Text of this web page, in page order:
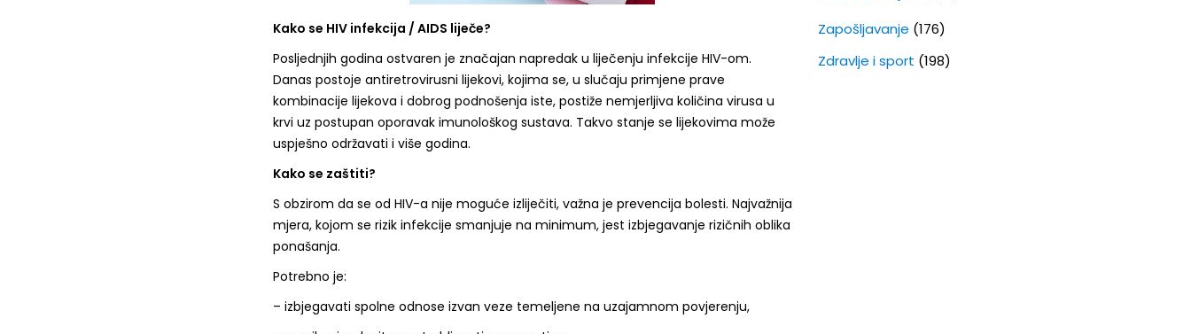
Kako se HIV infekcija / AIDS liječe?
Posljednjih godina ostvaren je značajan napredak u liječenju infekcije HIV-om.
Danas postoje antiretrovirusni lijekovi, kojima se, u slučaju primjene prave
kombinacije lijekova i dobrog podnošenja iste, postiže nemjerljiva količina virusa u
krvi uz postupan oporavak imunološkog sustava. Takvo stanje se lijekovima može
uspješno održavati i više godina.
Kako se zaštiti?
S obzirom da se od HIV-a nije moguće izliječiti, važna je prevencija bolesti. Najvažnija
mjera, kojom se rizik infekcije smanjuje na minimum, jest izbjegavanje rizičnih oblika
ponašanja.
Potrebno je:
– izbjegavati spolne odnose izvan veze temeljene na uzajamnom povjerenju,
Zapošljavanje (176)
Zdravlje i sport (198)